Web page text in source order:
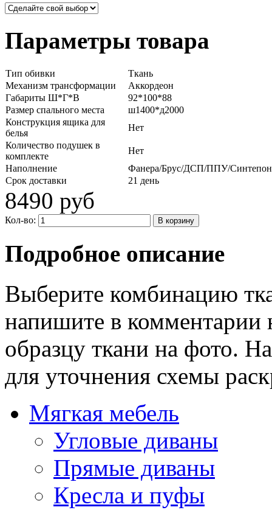
Параметры товара
Тип обивки
Ткань
Механизм трансформации
Аккордеон
Габариты Ш*Г*В
92*100*88
Размер спального места
ш1400*д2000
Конструкция ящика для
белья
Нет
Количество подушек в
комплекте
Нет
Наполнение
Фанера/Брус/ДСП/ППУ/Синтепон/
Срок доставки
21 день
8490 руб
Кол-во:
Подробное описание
Выберите комбинацию
напишите в комментарии
образцу ткани на фото.
для уточнения схемы
Мягкая мебель
Угловые диваны
Прямые диваны
Кресла и пуфы